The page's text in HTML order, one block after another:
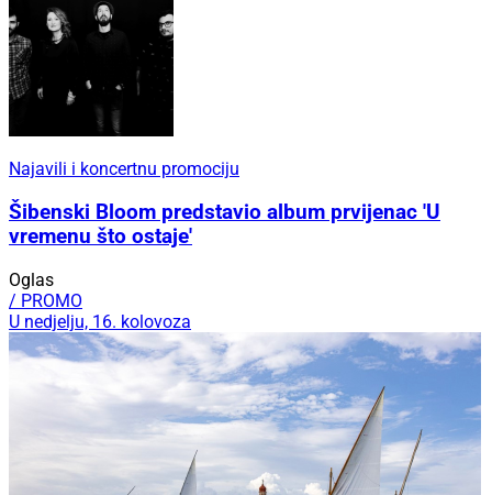
Najavili i koncertnu promociju
Šibenski Bloom predstavio album prvijenac 'U
vremenu što ostaje'
Oglas
/ PROMO
U nedjelju, 16. kolovoza